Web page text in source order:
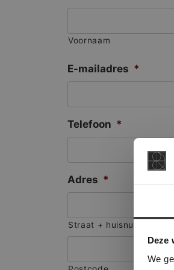
Deze
We
Voornaam
E-mailadres *
Telefoon *
Adres *
Straat + huisnummer